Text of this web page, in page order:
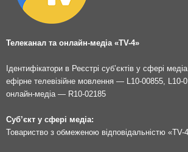
Телеканал та онлайн-медіа «TV-4»
Ідентифікатори в Реєстрі суб’єктів у сфері
ефірне телевізійне мовлення — L10-00855, L10-
онлайн-медіа — R10-02185
Суб’єкт у сфері медіа:
Товариство з обмеженою відповідальністю «TV-